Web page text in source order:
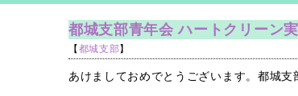
都城支部青年会 ハートクリーン
【 都城支部】
あけましておめでとうございます。都城支